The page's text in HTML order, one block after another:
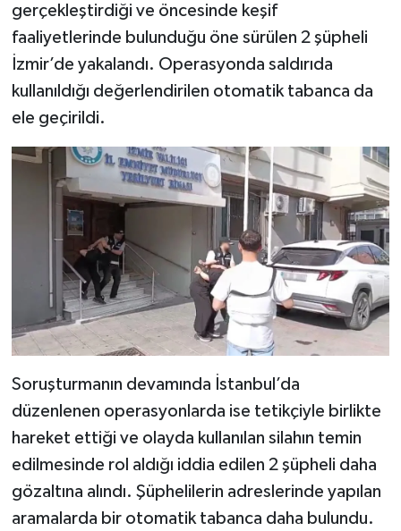
gerçekleştirdiği ve öncesinde keşif
faaliyetlerinde bulunduğu öne sürülen 2 şüpheli
İzmir’de yakalandı. Operasyonda saldırıda
kullanıldığı değerlendirilen otomatik tabanca da
ele geçirildi.
Soruşturmanın devamında İstanbul’da
düzenlenen operasyonlarda ise tetikçiyle birlikte
hareket ettiği ve olayda kullanılan silahın temin
edilmesinde rol aldığı iddia edilen 2 şüpheli daha
gözaltına alındı. Şüphelilerin adreslerinde yapılan
aramalarda bir otomatik tabanca daha bulundu.